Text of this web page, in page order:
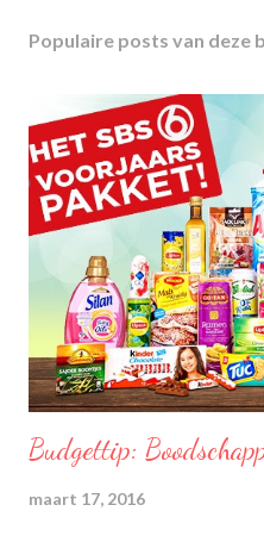
Populaire posts van deze
Budgettip:
maart 17, 2016